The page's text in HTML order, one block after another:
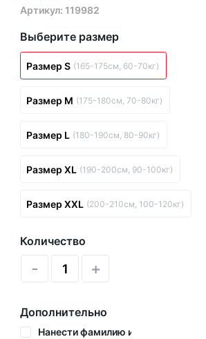
Артикул: 119982
Выберите размер
Размер S (165-175см, 60-70кг)
Размер M (175-180см, 70-80кг)
Размер L (180-190см, 80-90кг)
Размер XL (190-200см, 90-100кг)
Размер XXL (200-210см, 100-120кг)
Количество
- +
Дополнительно
Нанести фамилию и номер